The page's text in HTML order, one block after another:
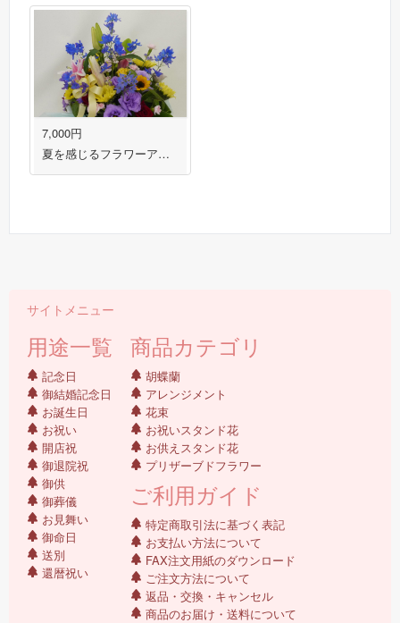
7,000円
夏を感じるフラワーアレンジメント
サイトメニュー
用途一覧
記念日
御結婚記念日
お誕生日
お祝い
開店祝
御退院祝
御供
御葬儀
お見舞い
御命日
送別
還暦祝い
商品カテゴリ
胡蝶蘭
アレンジメント
花束
お祝いスタンド花
お供えスタンド花
プリザーブドフラワー
ご利用ガイド
特定商取引法に基づく表記
お支払い方法について
FAX注文用紙のダウンロード
ご注文方法について
返品・交換・キャンセル
商品のお届け・送料について